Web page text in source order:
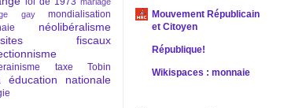
gay
mondialisation
néolibéralisme
fiscaux
taxe Tobin
éducation nationale
Mouvement Républicain
et Citoyen
République!
Wikispaces : monnaie